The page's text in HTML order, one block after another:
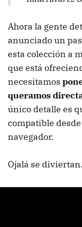
Ahora la gente
anunciado un
esta colección a
que está
necesitamos
queramos
único detalle es
compatible
navegador.
Ojalá se diviertan.